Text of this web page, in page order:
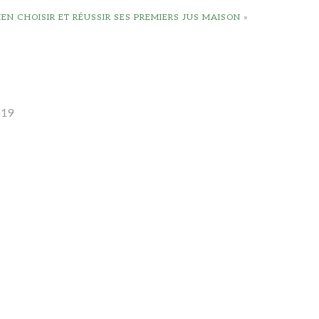
CHOISIR ET RÉUSSIR SES PREMIERS JUS MAISON »